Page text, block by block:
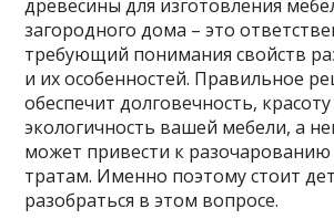
древесины для изготовления
загородного дома – это
требующий понимания свойств
и их особенностей. Правильное
обеспечит долговечность,
экологичность вашей мебели, а
может привести к
тратам. Именно поэтому стоит
разобраться в этом вопросе.